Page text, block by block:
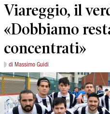
Viareggio, il
«Dobbiamo
concentrati»
di Massimo Guidi